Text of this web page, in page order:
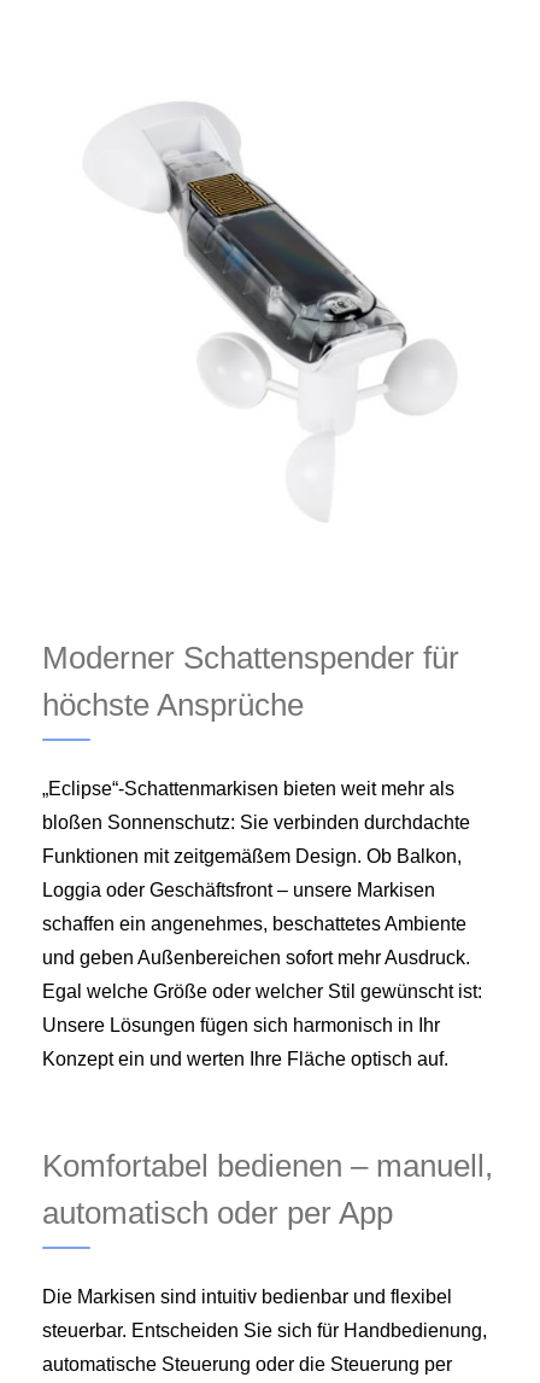
Moderner Schattenspender für
höchste Ansprüche
„Eclipse“-Schattenmarkisen bieten weit mehr als
bloßen Sonnenschutz: Sie verbinden durchdachte
Funktionen mit zeitgemäßem Design. Ob Balkon,
Loggia oder Geschäftsfront – unsere Markisen
schaffen ein angenehmes, beschattetes Ambiente
und geben Außenbereichen sofort mehr Ausdruck.
Egal welche Größe oder welcher Stil gewünscht ist:
Unsere Lösungen fügen sich harmonisch in Ihr
Konzept ein und werten Ihre Fläche optisch auf.
Komfortabel bedienen – manuell,
automatisch oder per App
Die Markisen sind intuitiv bedienbar und flexibel
steuerbar. Entscheiden Sie sich für Handbedienung,
automatische Steuerung oder die Steuerung per